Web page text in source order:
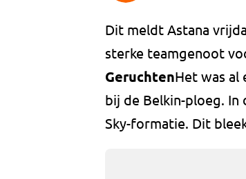
Dit meldt Astana
sterke teamgenoot
GeruchtenHet was al
bij de Belkin-ploeg.
Sky-formatie. Dit